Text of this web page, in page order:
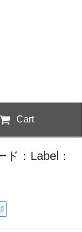
Cart
：Label：